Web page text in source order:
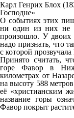
Карл Генрих Блох
Господне»
О событиях этих
ни один из них не
произошло. У двоих
надо признать, что
с которой
Принято считать,
горе Фавор в
километрах от
на высоту 588
её «христианским
название горы
Фавор покрыт